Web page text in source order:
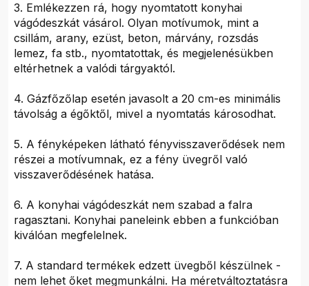
3. Emlékezzen rá, hogy nyomtatott konyhai
vágódeszkát vásárol. Olyan motívumok, mint a
csillám, arany, ezüst, beton, márvány, rozsdás
lemez, fa stb., nyomtatottak, és megjelenésükben
eltérhetnek a valódi tárgyaktól.
4. Gázfőzőlap esetén javasolt a 20 cm-es minimális
távolság a égőktől, mivel a nyomtatás károsodhat.
5. A fényképeken látható fényvisszaverődések nem
részei a motívumnak, ez a fény üvegről való
visszaverődésének hatása.
6. A konyhai vágódeszkát nem szabad a falra
ragasztani. Konyhai paneleink ebben a funkcióban
kiválóan megfelelnek.
7. A standard termékek edzett üvegből készülnek -
nem lehet őket megmunkálni. Ha méretváltoztatásra